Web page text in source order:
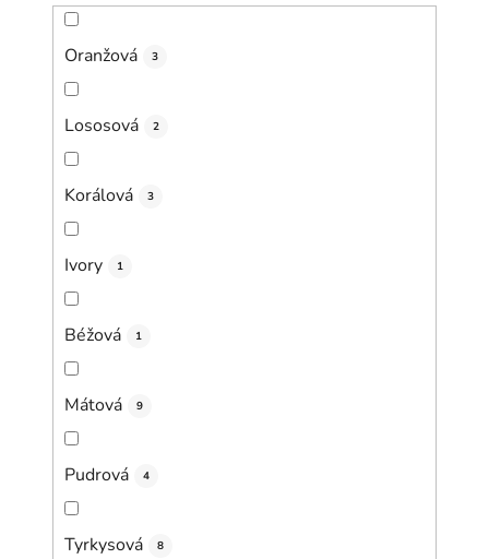
Oranžová 3
Lososová 2
Korálová 3
Ivory 1
Béžová 1
Mátová 9
Pudrová 4
Tyrkysová 8